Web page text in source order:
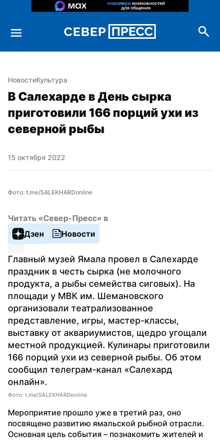
НовостиКультура
В Салехарде в День сырка
приготовили 166 порций ухи из
северной рыбы
15 октября 2022
Читать «Север-Пресс» в
Дзен
Новости
Главный музей Ямала провел в Салехарде
праздник в честь сырка (не молочного
продукта, а рыбы семейства сиговых). На
площади у МВК им. Шемановского
организовали театрализованное
представление, игры, мастер-классы,
выставку от аквариумистов, щедро угощали
местной продукцией. Кулинары приготовили
166 порций ухи из северной рыбы. Об этом
сообщил телеграм-канал «Салехард
онлайн».
Фото: t.me/SALEKHARDonline
Мероприятие прошло уже в третий раз, оно
посвящено развитию ямальской рыбной отрасли.
Основная цель события – познакомить жителей и